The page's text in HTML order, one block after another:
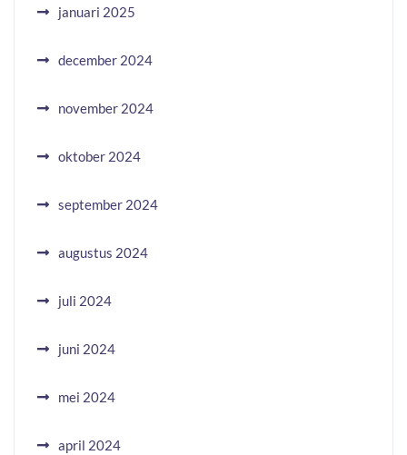
januari 2025
december 2024
november 2024
oktober 2024
september 2024
augustus 2024
juli 2024
juni 2024
mei 2024
april 2024